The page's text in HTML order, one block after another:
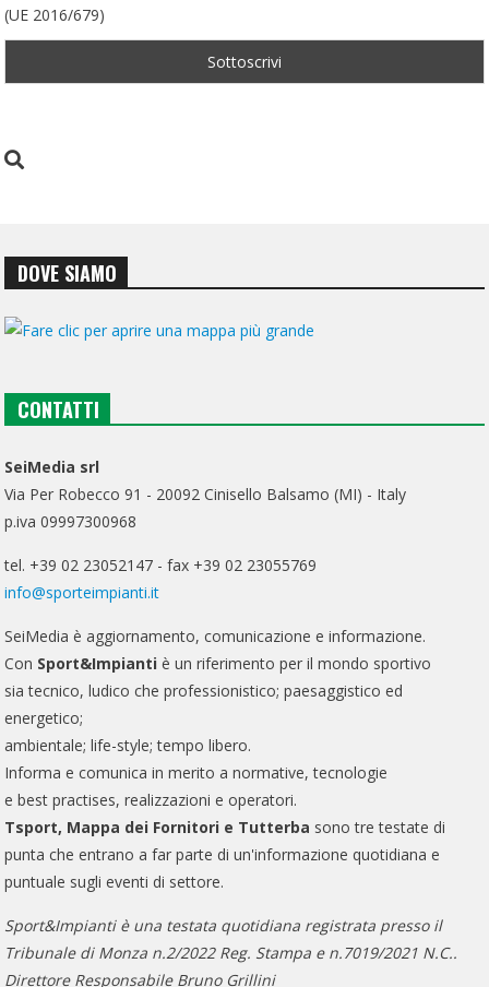
(UE 2016/679)
DOVE SIAMO
CONTATTI
SeiMedia srl
Via Per Robecco 91 - 20092 Cinisello Balsamo (MI) - Italy
p.iva 09997300968
tel. +39 02 23052147 - fax +39 02 23055769
info@sporteimpianti.it
SeiMedia è aggiornamento, comunicazione e informazione.
Con Sport&Impianti è un riferimento per il mondo sportivo
sia tecnico, ludico che professionistico; paesaggistico ed
energetico;
ambientale; life-style; tempo libero.
Informa e comunica in merito a normative, tecnologie
e best practises, realizzazioni e operatori.
Tsport, Mappa dei Fornitori e Tutterba sono tre testate di
punta che entrano a far parte di un'informazione quotidiana e
puntuale sugli eventi di settore.
Sport&Impianti è una testata quotidiana registrata presso il
Tribunale di Monza n.2/2022 Reg. Stampa e n.7019/2021 N.C..
Direttore Responsabile Bruno Grillini